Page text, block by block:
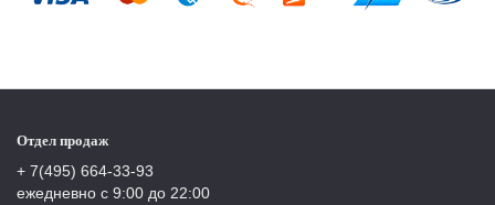
Отдел продаж
+ 7(495) 664-33-93
ежедневно с 9:00 до 22:00